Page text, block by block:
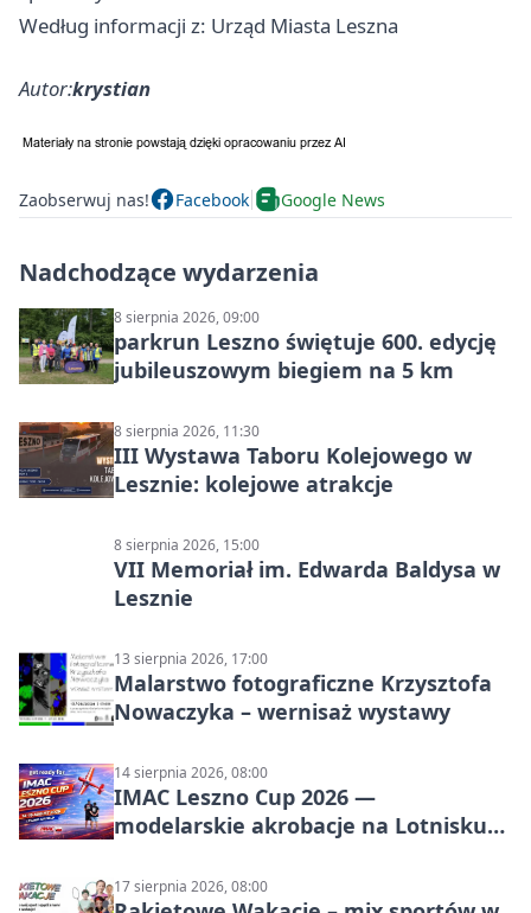
Według informacji z: Urząd Miasta Leszna
Autor:krystian
Zaobserwuj nas! Facebook Google News
Nadchodzące wydarzenia
8 sierpnia 2026, 09:00
parkrun Leszno świętuje 600. edycję
jubileuszowym biegiem na 5 km
8 sierpnia 2026, 11:30
III Wystawa Taboru Kolejowego w
Lesznie: kolejowe atrakcje
8 sierpnia 2026, 15:00
VII Memoriał im. Edwarda Baldysa w
Lesznie
13 sierpnia 2026, 17:00
Malarstwo fotograficzne Krzysztofa
Nowaczyka – wernisaż wystawy
14 sierpnia 2026, 08:00
IMAC Leszno Cup 2026 —
modelarskie akrobacje na Lotnisku
17 sierpnia 2026, 08:00